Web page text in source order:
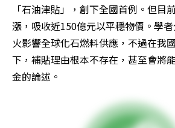
「石油津貼」，創下全國首例。但目
漲，吸收近150億元以平穩物價。學
火影響全球化石燃料供應，不過在我
下，補貼理由根本不存在，甚至會將
金的論述。